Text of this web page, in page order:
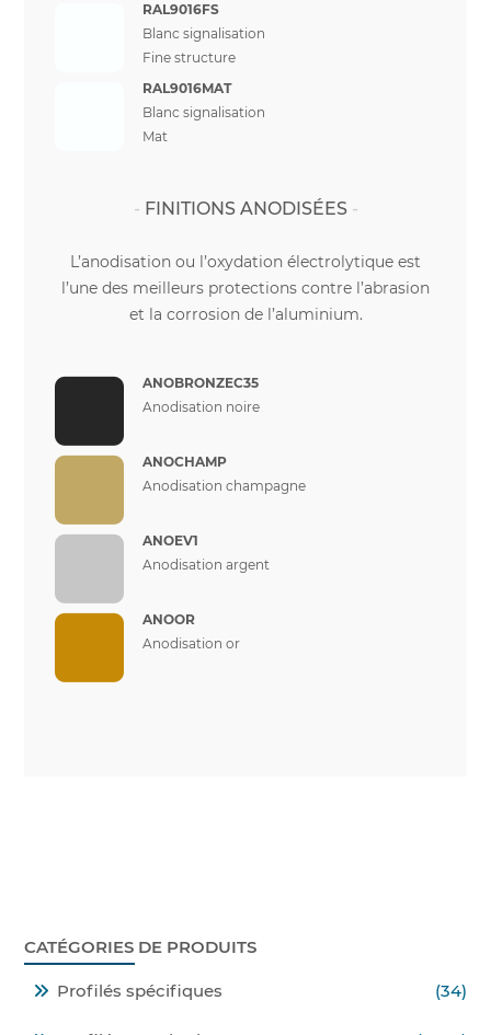
RAL9016FS
Blanc signalisation
Fine structure
RAL9016MAT
Blanc signalisation
Mat
FINITIONS ANODISÉES
L’anodisation ou l’oxydation électrolytique est
l’une des meilleurs protections contre l’abrasion
et la corrosion de l’aluminium.
ANOBRONZEC35
Anodisation noire
ANOCHAMP
Anodisation champagne
ANOEV1
Anodisation argent
ANOOR
Anodisation or
CATÉGORIES DE PRODUITS
Profilés spécifiques (34)